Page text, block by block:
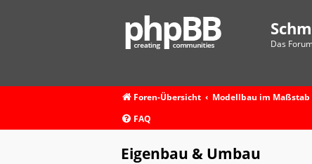
Das
Foren-Übersicht Modellbau im
FAQ
Eigenbau & Umbau